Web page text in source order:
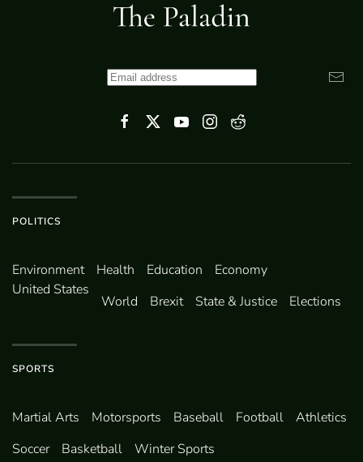
POLITICS
Environ­ment Health Education
Economy
United States
World Brexit State & Justice Elections
SPORTS
Martial Arts Motorsports Baseball Football
Athletics
Soccer
Basketball Winter Sports